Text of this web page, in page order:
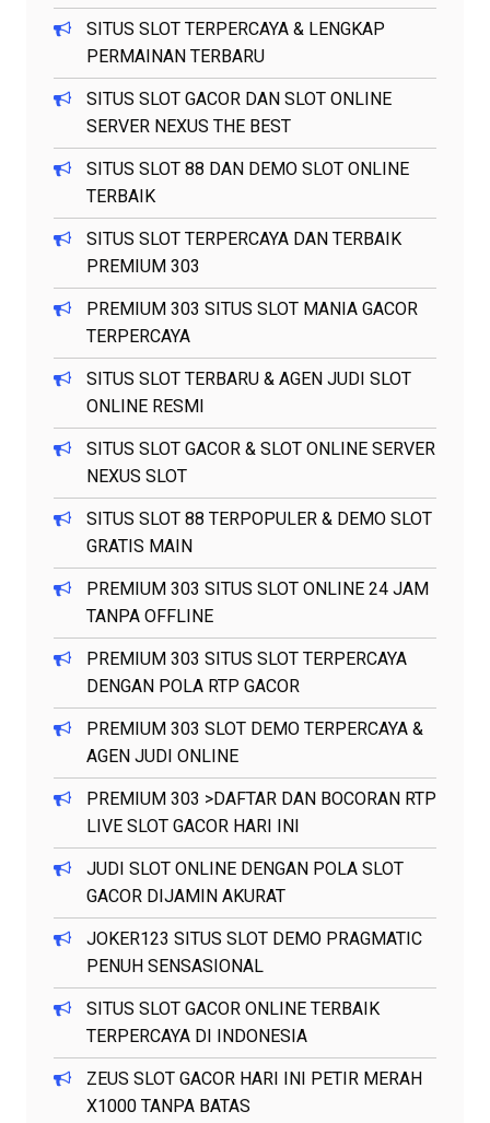
SITUS SLOT TERPERCAYA & LENGKAP
PERMAINAN TERBARU
SITUS SLOT GACOR DAN SLOT ONLINE
SERVER NEXUS THE BEST
SITUS SLOT 88 DAN DEMO SLOT ONLINE
TERBAIK
SITUS SLOT TERPERCAYA DAN TERBAIK
PREMIUM 303
PREMIUM 303 SITUS SLOT MANIA GACOR
TERPERCAYA
SITUS SLOT TERBARU & AGEN JUDI SLOT
ONLINE RESMI
SITUS SLOT GACOR & SLOT ONLINE SERVER
NEXUS SLOT
SITUS SLOT 88 TERPOPULER & DEMO SLOT
GRATIS MAIN
PREMIUM 303 SITUS SLOT ONLINE 24 JAM
TANPA OFFLINE
PREMIUM 303 SITUS SLOT TERPERCAYA
DENGAN POLA RTP GACOR
PREMIUM 303 SLOT DEMO TERPERCAYA &
AGEN JUDI ONLINE
PREMIUM 303 >DAFTAR DAN BOCORAN RTP
LIVE SLOT GACOR HARI INI
JUDI SLOT ONLINE DENGAN POLA SLOT
GACOR DIJAMIN AKURAT
JOKER123 SITUS SLOT DEMO PRAGMATIC
PENUH SENSASIONAL
SITUS SLOT GACOR ONLINE TERBAIK
TERPERCAYA DI INDONESIA
ZEUS SLOT GACOR HARI INI PETIR MERAH
X1000 TANPA BATAS